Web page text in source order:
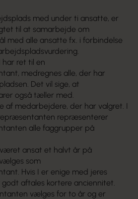
med under ti ansatte, er
til at samarbejde om
med alle ansatte fx. i forbindelse
har ret til en
medregnes alle, der har
Det vil sige, at
også tæller med.
af medarbejdere, der har valgret. I
repræsenterer
alle faggrupper på
ansat et halvt år på
som
Hvis I er enige med jeres
aftales kortere anciennitet.
vælges for to år og er